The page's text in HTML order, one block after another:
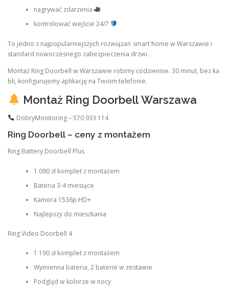
nagrywać zdarzenia
kontrolować wejście 24/7
To jedno z najpopularniejszych rozwiązań smart home w Warszawie i
standard nowoczesnego zabezpieczenia drzwi.
Montaż Ring Doorbell w Warszawie robimy codziennie. 30 minut, bez ka
bli, konfigurujemy aplikację na Twoim telefonie.
Montaż Ring Doorbell Warszawa
DobryMonitoring – 570 933 114
Ring Doorbell – ceny z montażem
Ring Battery Doorbell Plus
1 090 zł komplet z montażem
Bateria 3-4 miesiące
Kamera 1536p HD+
Najlepszy do mieszkania
Ring Video Doorbell 4
1 190 zł komplet z montażem
Wymienna bateria, 2 baterie w zestawie
Podgląd w kolorze w nocy